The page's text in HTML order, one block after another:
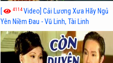
[ 4114Video] Cải Lương Xưa Hãy Ngủ
Yên Niềm Đau - Vũ Linh, Tài Linh